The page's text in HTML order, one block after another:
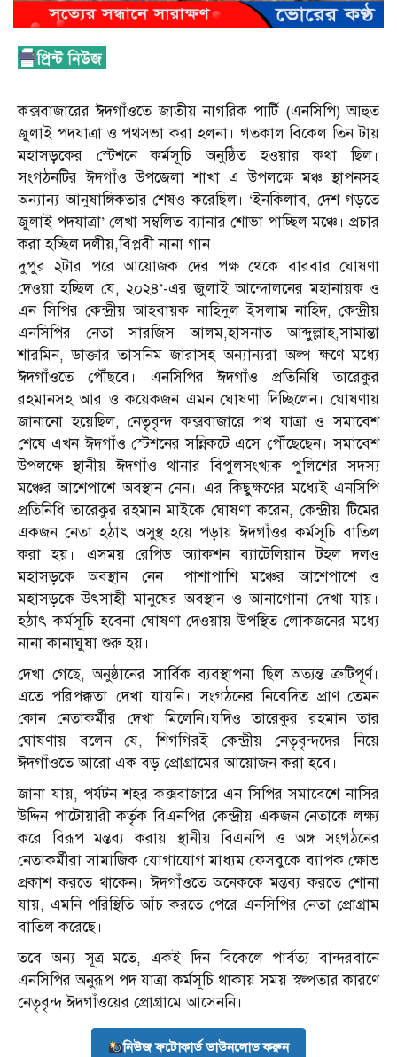
কক্সবাজারের ঈদগাঁওতে জাতীয় নাগরিক পার্টি (এনসিপি) আহুত
জুলাই পদযাত্রা ও পথসভা করা হলনা। গতকাল বিকেল তিন টায়
মহাসড়কের স্টেশনে কর্মসূচি অনুষ্ঠিত হওয়ার কথা ছিল।
সংগঠনটির ঈদগাঁও উপজেলা শাখা এ উপলক্ষে মঞ্চ স্থাপনসহ
অন্যান্য আনুষাঙ্গিকতার শেষও করেছিল। ‘ইনকিলাব, দেশ গড়তে
জুলাই পদযাত্রা’ লেখা সম্বলিত ব্যানার শোভা পাচ্ছিল মঞ্চে। প্রচার
করা হচ্ছিল দলীয়,বিপ্লবী নানা গান।
দুপুর ২টার পরে আয়োজক দের পক্ষ থেকে বারবার ঘোষণা
দেওয়া হচ্ছিল যে, ২০২৪’-এর জুলাই আন্দোলনের মহানায়ক ও
এন সিপির কেন্দ্রীয় আহবায়ক নাহিদুল ইসলাম নাহিদ, কেন্দ্রীয়
এনসিপির নেতা সারজিস আলম,হাসনাত আব্দুল্লাহ,সামান্তা
শারমিন, ডাক্তার তাসনিম জারাসহ অন্যান্যরা অল্প ক্ষণে মধ্যে
ঈদগাঁওতে পৌঁছবে। এনসিপির ঈদগাঁও প্রতিনিধি তারেকুর
রহমানসহ আর ও কয়েকজন এমন ঘোষণা দিচ্ছিলেন। ঘোষণায়
জানানো হয়েছিল, নেতৃবৃন্দ কক্সবাজারে পথ যাত্রা ও সমাবেশ
শেষে এখন ঈদগাঁও স্টেশনের সন্নিকটে এসে পৌঁছেছেন। সমাবেশ
উপলক্ষে স্থানীয় ঈদগাঁও থানার বিপুলসংখ্যক পুলিশের সদস্য
মঞ্চের আশেপাশে অবস্থান নেন। এর কিছুক্ষণের মধ্যেই এনসিপি
প্রতিনিধি তারেকুর রহমান মাইকে ঘোষণা করেন, কেন্দ্রীয় টিমের
একজন নেতা হঠাৎ অসুস্থ হয়ে পড়ায় ঈদগাঁওর কর্মসূচি বাতিল
করা হয়। এসময় রেপিড অ্যাকশন ব্যাটেলিয়ান টহল দলও
মহাসড়কে অবস্থান নেন। পাশাপাশি মঞ্চের আশেপাশে ও
মহাসড়কে উৎসাহী মানুষের অবস্থান ও আনাগোনা দেখা যায়।
হঠাৎ কর্মসূচি হবেনা ঘোষণা দেওয়ায় উপস্থিত লোকজনের মধ্যে
নানা কানাঘুষা শুরু হয়।
দেখা গেছে, অনুষ্ঠানের সার্বিক ব্যবস্থাপনা ছিল অত্যন্ত ত্রুটিপূর্ণ।
এতে পরিপক্কতা দেখা যায়নি। সংগঠনের নিবেদিত প্রাণ তেমন
কোন নেতাকর্মীর দেখা মিলেনি।যদিও তারেকুর রহমান তার
ঘোষণায় বলেন যে, শিগগিরই কেন্দ্রীয় নেতৃবৃন্দদের নিয়ে
ঈদগাঁওতে আরো এক বড় প্রোগ্রামের আয়োজন করা হবে।
জানা যায়, পর্যটন শহর কক্সবাজারে এন সিপির সমাবেশে নাসির
উদ্দিন পাটোয়ারী কর্তৃক বিএনপির কেন্দ্রীয় একজন নেতাকে লক্ষ্য
করে বিরূপ মন্তব্য করায় স্থানীয় বিএনপি ও অঙ্গ সংগঠনের
নেতাকর্মীরা সামাজিক যোগাযোগ মাধ্যম ফেসবুকে ব্যাপক ক্ষোভ
প্রকাশ করতে থাকেন। ঈদগাঁওতে অনেককে মন্তব্য করতে শোনা
যায়, এমনি পরিস্থিতি আঁচ করতে পেরে এনসিপির নেতা প্রোগ্রাম
বাতিল করেছে।
তবে অন্য সূত্র মতে, একই দিন বিকেলে পার্বত্য বান্দরবানে
এনসিপির অনুরূপ পদ যাত্রা কর্মসূচি থাকায় সময় স্বল্পতার কারণে
নেতৃবৃন্দ ঈদগাঁওয়ের প্রোগ্রামে আসেননি।
নিউজ ফটোকার্ড ডাউনলোড করুন